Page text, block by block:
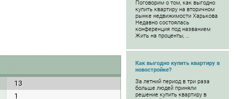
Поговорим о том, как выгодно
купить квартиру на вторичном
рынке недвижимости Харькова
Недавно состоялась
конференция под названием
Жить на проценты, …
Как выгодно купить квартиру в
новостройке?
За летний период в три раза
больше людей приняли
решение купить квартиру в
13
1